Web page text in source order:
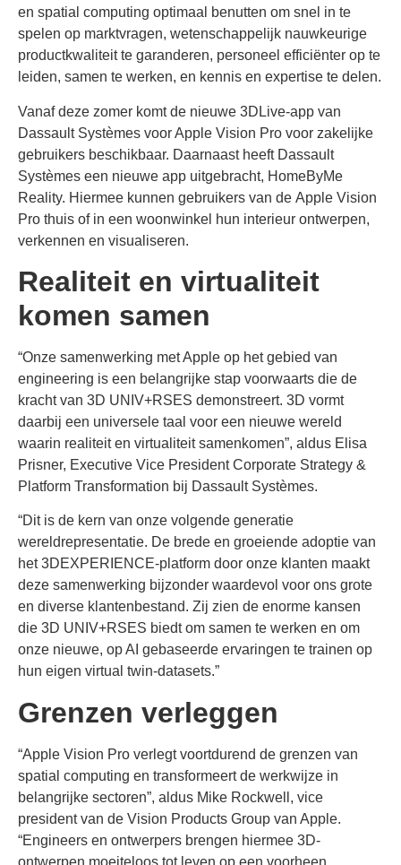
en spatial computing optimaal benutten om snel in te
spelen op marktvragen, wetenschappelijk nauwkeurige
productkwaliteit te garanderen, personeel efficiënter op te
leiden, samen te werken, en kennis en expertise te delen.
Vanaf deze zomer komt de nieuwe 3DLive-app van
Dassault Systèmes voor Apple Vision Pro voor zakelijke
gebruikers beschikbaar. Daarnaast heeft Dassault
Systèmes een nieuwe app uitgebracht, HomeByMe
Reality. Hiermee kunnen gebruikers van de Apple Vision
Pro thuis of in een woonwinkel hun interieur ontwerpen,
verkennen en visualiseren.
Realiteit en virtualiteit
komen samen
“Onze samenwerking met Apple op het gebied van
engineering is een belangrijke stap voorwaarts die de
kracht van 3D UNIV+RSES demonstreert. 3D vormt
daarbij een universele taal voor een nieuwe wereld
waarin realiteit en virtualiteit samenkomen”, aldus Elisa
Prisner, Executive Vice President Corporate Strategy &
Platform Transformation bij Dassault Systèmes.
“Dit is de kern van onze volgende generatie
wereldrepresentatie. De brede en groeiende adoptie van
het 3DEXPERIENCE-platform door onze klanten maakt
deze samenwerking bijzonder waardevol voor ons grote
en diverse klantenbestand. Zij zien de enorme kansen
die 3D UNIV+RSES biedt om samen te werken en om
onze nieuwe, op AI gebaseerde ervaringen te trainen op
hun eigen virtual twin-datasets.”
Grenzen verleggen
“Apple Vision Pro verlegt voortdurend de grenzen van
spatial computing en transformeert de werkwijze in
belangrijke sectoren”, aldus Mike Rockwell, vice
president van de Vision Products Group van Apple.
“Engineers en ontwerpers brengen hiermee 3D-
ontwerpen moeiteloos tot leven op een voorheen